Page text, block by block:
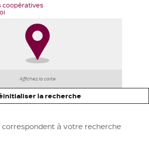
coopératives
Affichez la carte
la recherche
correspondent à votre recherche